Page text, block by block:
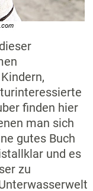
finden hier
man sich
gutes Buch
und es
zu